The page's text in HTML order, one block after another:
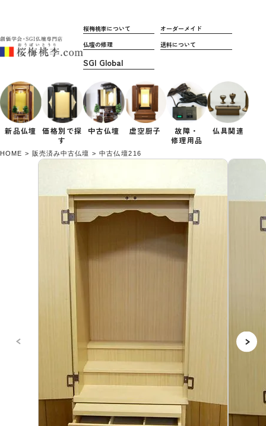
桜梅桃李について
オーダーメイド
仏壇の修理
送料について
新品仏壇 価格別で探
す
中古仏壇 虚空厨子
故障・
修理用品
仏具関連
HOME 販売済み中古仏壇 中古仏壇216